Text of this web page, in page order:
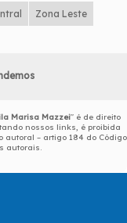
Zona Leste
Marisa Mazzei" é de direito
nossos links, é proibida
autoral – artigo 184 do Código
autorais